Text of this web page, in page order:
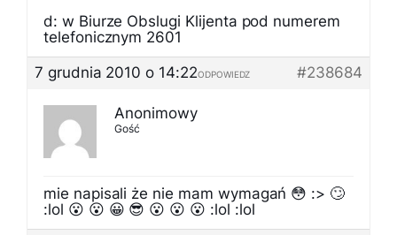
d: w Biurze Obslugi Klijenta pod numerem
telefonicznym 2601
7 grudnia 2010 o 14:22
#238684
ODPOWIEDZ
Anonimowy
Gość
mie napisali że nie mam wymagań 😳 :> 🙄
:lol 😮 😮 😀 😎 😮 😮 😮 :lol :lol